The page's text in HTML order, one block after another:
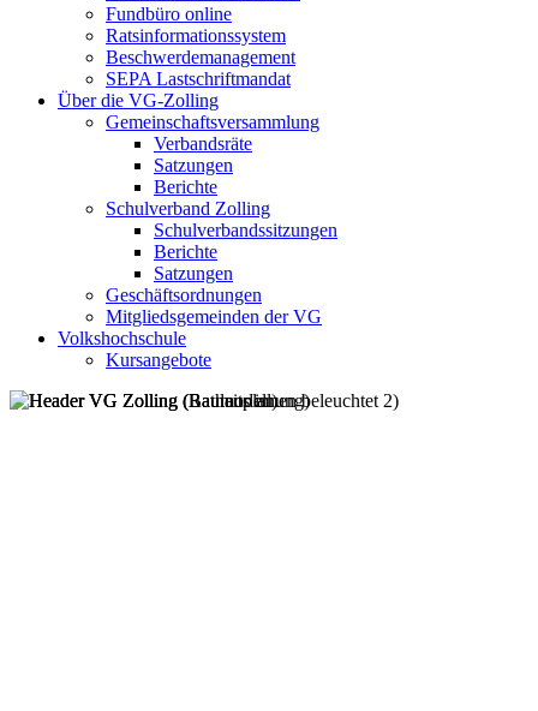
Fundbüro online
Ratsinformationssystem
Beschwerdemanagement
SEPA Lastschriftmandat
Über die VG-Zolling
Gemeinschaftsversammlung
Verbandsräte
Satzungen
Berichte
Schulverband Zolling
Schulverbandssitzungen
Berichte
Satzungen
Geschäftsordnungen
Mitgliedsgemeinden der VG
Volkshochschule
Kursangebote